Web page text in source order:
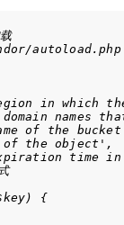
in which
names
of the
the object',
time in
{